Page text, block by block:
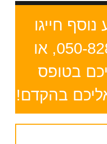
חייגו
אלינו: 050-828-2228, או
בטופס
בהקדם!